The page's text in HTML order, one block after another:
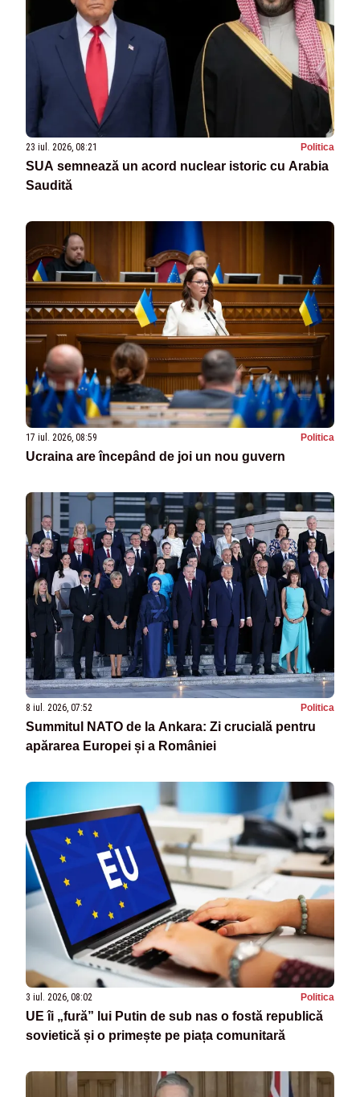
23 iul. 2026, 08:21 Politica
SUA semnează un acord nuclear istoric cu Arabia
Saudită
17 iul. 2026, 08:59 Politica
Ucraina are începând de joi un nou guvern
8 iul. 2026, 07:52 Politica
Summitul NATO de la Ankara: Zi crucială pentru
apărarea Europei și a României
3 iul. 2026, 08:02 Politica
UE îi „fură” lui Putin de sub nas o fostă republică
sovietică și o primește pe piața comunitară